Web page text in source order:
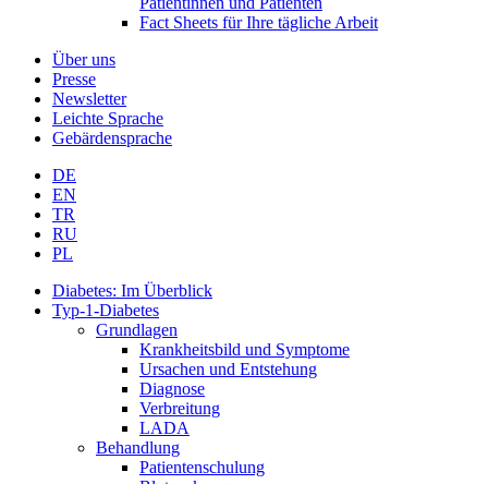
Fact Sheets für Ihre tägliche Arbeit
Über uns
Presse
Newsletter
Leichte Sprache
Gebärdensprache
DE
EN
TR
RU
PL
Diabetes: Im Überblick
Typ-1-Diabetes
Grundlagen
Krankheitsbild und Symptome
Ursachen und Entstehung
Diagnose
Verbreitung
LADA
Behandlung
Patientenschulung